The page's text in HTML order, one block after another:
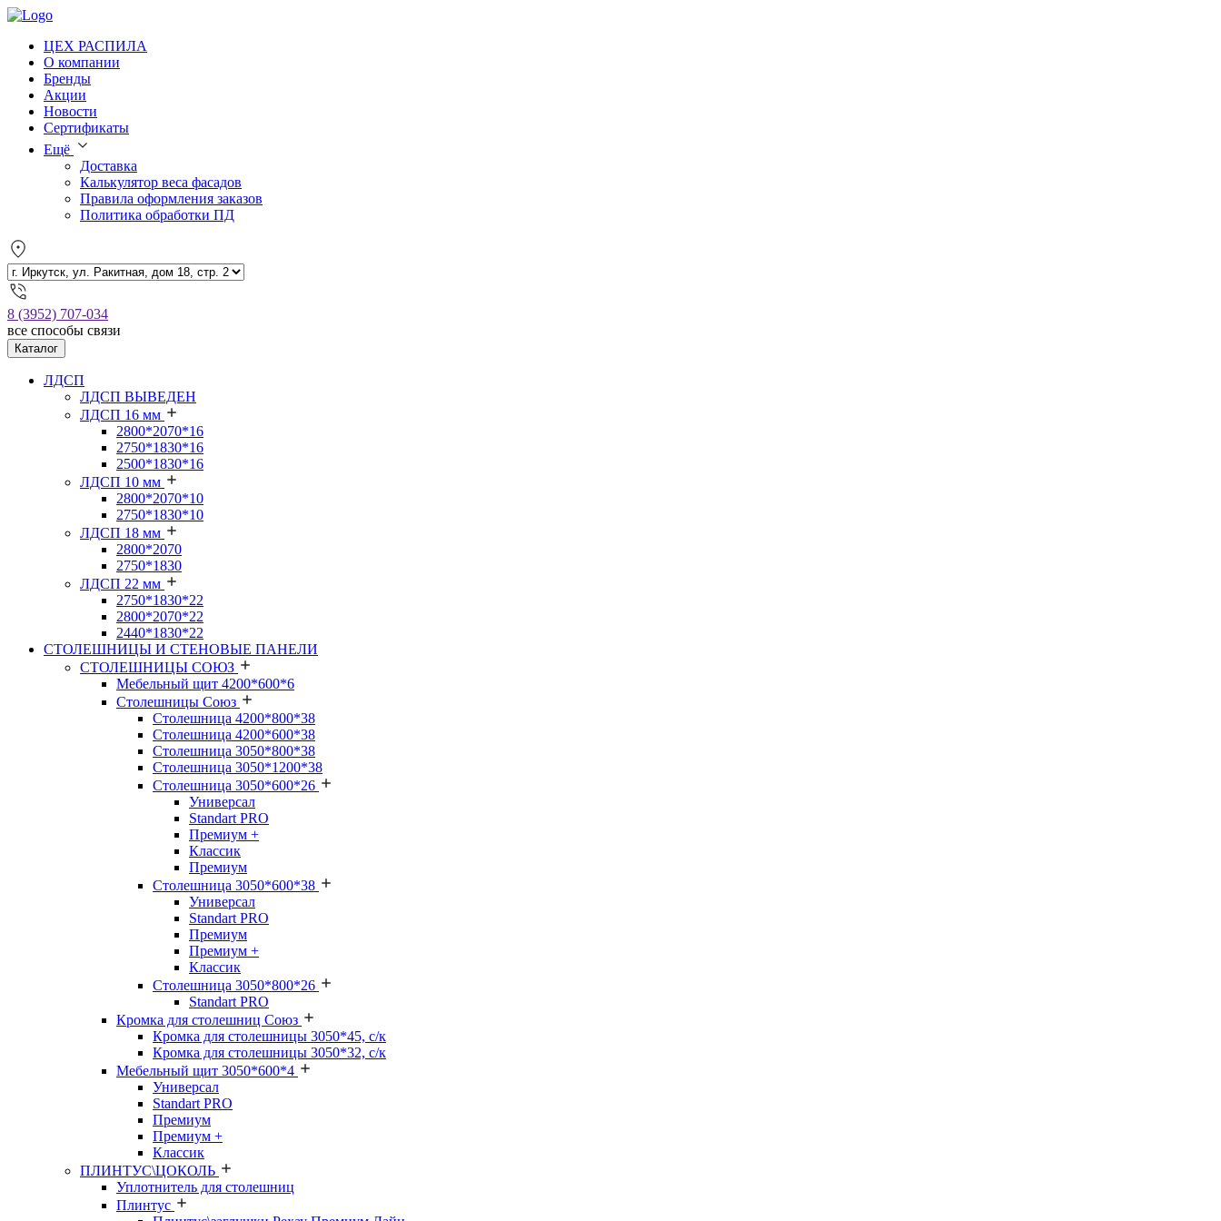
ЦЕХ РАСПИЛА
О компании
Бренды
Акции
Новости
Сертификаты
Ещё
Доставка
Калькулятор веса фасадов
Правила оформления заказов
Политика обработки ПД
8 (3952) 707-034
все способы связи
Каталог
ЛДСП
ЛДСП ВЫВЕДЕН
ЛДСП 16 мм
2800*2070*16
2750*1830*16
2500*1830*16
ЛДСП 10 мм
2800*2070*10
2750*1830*10
ЛДСП 18 мм
2800*2070
2750*1830
ЛДСП 22 мм
2750*1830*22
2800*2070*22
2440*1830*22
СТОЛЕШНИЦЫ И СТЕНОВЫЕ ПАНЕЛИ
СТОЛЕШНИЦЫ СОЮЗ
Мебельный щит 4200*600*6
Столешницы Союз
Столешница 4200*800*38
Столешница 4200*600*38
Столешница 3050*800*38
Столешница 3050*1200*38
Столешница 3050*600*26
Универсал
Standart PRO
Премиум +
Классик
Премиум
Столешница 3050*600*38
Универсал
Standart PRO
Премиум
Премиум +
Классик
Столешница 3050*800*26
Standart PRO
Кромка для столешниц Союз
Кромка для столешницы 3050*45, с/к
Кромка для столешницы 3050*32, с/к
Мебельный щит 3050*600*4
Универсал
Standart PRO
Премиум
Премиум +
Классик
ПЛИНТУС\ЦОКОЛЬ
Уплотнитель для столешниц
Плинтус